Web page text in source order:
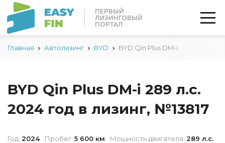
ПЕРВЫЙ
ЛИЗИНГОВЫЙ
ПОРТАЛ
Главная Автолизинг BYD BYD Qin Plus DM-i
BYD Qin Plus DM-i 289 л.с.
2024 год в лизинг, №13817
Год: 2024 Пробег: 5 600 км Мощность двигателя: 289 л.с.